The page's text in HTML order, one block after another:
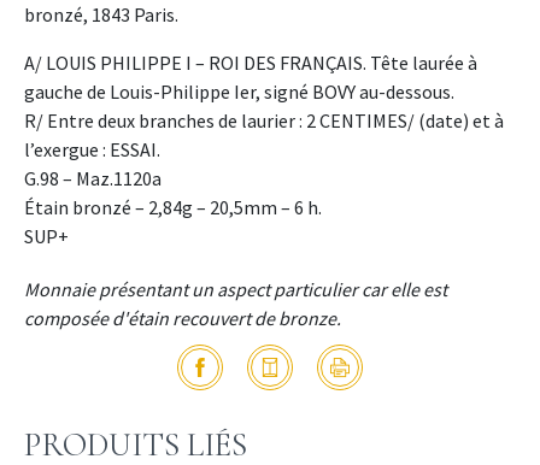
bronzé, 1843 Paris.
A/ LOUIS PHILIPPE I – ROI DES FRANÇAIS. Tête laurée à
gauche de Louis-Philippe Ier, signé BOVY au-dessous.
R/ Entre deux branches de laurier : 2 CENTIMES/ (date) et à
l’exergue : ESSAI.
G.98 – Maz.1120a
Étain bronzé – 2,84g – 20,5mm – 6 h.
SUP+
Monnaie présentant un aspect particulier car elle est
composée d'étain recouvert de bronze.
PRODUITS LIÉS